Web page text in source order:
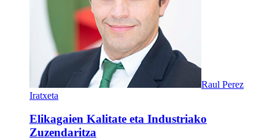
Raul Perez
Iratxeta
Elikagaien Kalitate eta Industriako
Zuzendaritza